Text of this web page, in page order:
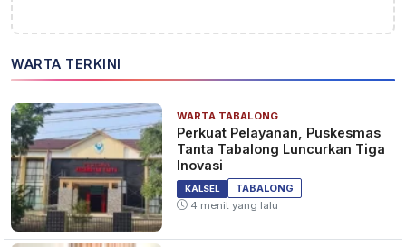
WARTA TERKINI
WARTA TABALONG
Perkuat Pelayanan, Puskesmas
Tanta Tabalong Luncurkan Tiga
Inovasi
KALSEL
TABALONG
4 menit yang lalu